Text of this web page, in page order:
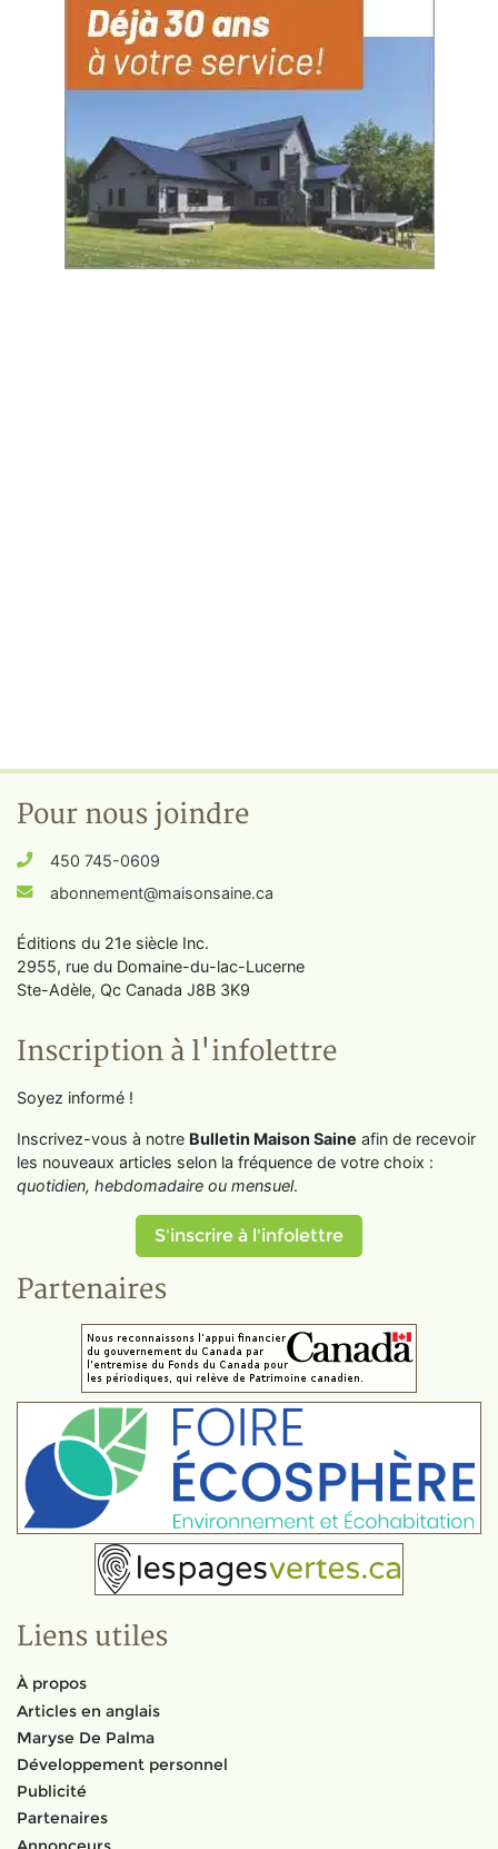
Pour nous joindre
450 745-0609
abonnement@maisonsaine.ca
Éditions du 21e siècle Inc.
2955, rue du Domaine-du-lac-Lucerne
Ste-Adèle, Qc Canada J8B 3K9
Inscription à l'infolettre
Soyez informé !
Inscrivez-vous à notre Bulletin Maison Saine afin de recevoir
les nouveaux articles selon la fréquence de votre choix :
quotidien, hebdomadaire ou mensuel.
S'inscrire à l'infolettre
Partenaires
Liens utiles
À propos
Articles en anglais
Maryse De Palma
Développement personnel
Publicité
Partenaires